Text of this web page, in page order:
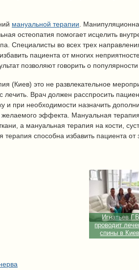
мануальной терапии.
остеопатия помогает исцелить
Специалисты во всех трех
пациента от многих
позволяют говорить о
(Киев) это не развлекательное
лечить. Врач должен расспросить
и при необходимости назначить
желаемого эффекта. Мануальная
а мануальная терапия на кости,
способна избавить пациента от
Игнатьев
проводит
спины в